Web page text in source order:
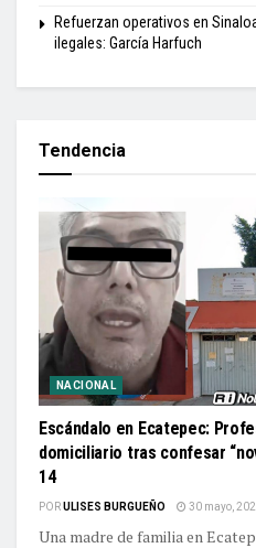
Refuerzan operativos en
ilegales: García Harfuch
Tendencia
NACIONAL
Escándalo en Ecatepec:
domiciliario tras confesar
14
PORULISES BURGUEÑO 30 mayo,
Una madre de familia en